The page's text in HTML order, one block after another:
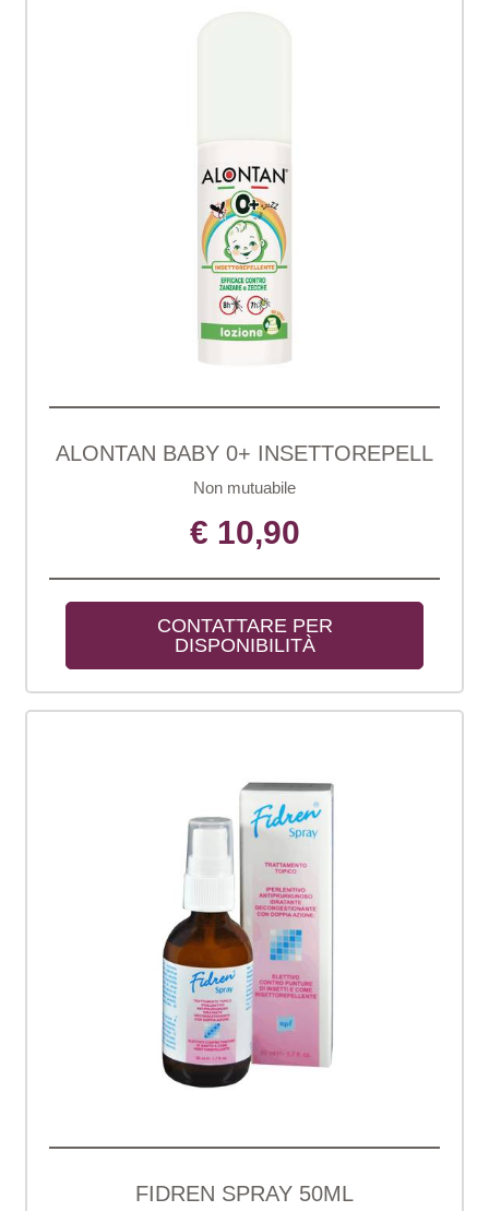
ALONTAN BABY 0+ INSETTOREPELL
Non mutuabile
€ 10,90
CONTATTARE PER
DISPONIBILITÀ
FIDREN SPRAY 50ML